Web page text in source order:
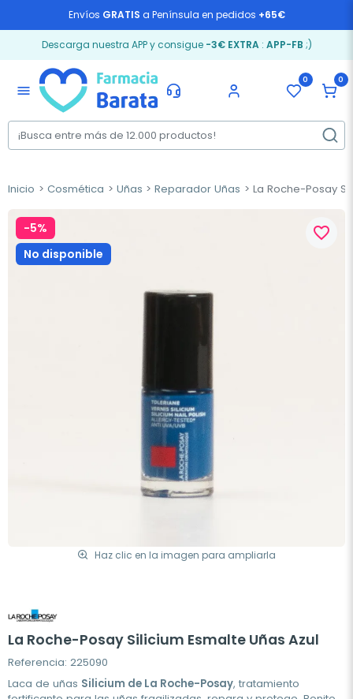
Envíos GRATIS a Península en pedidos +65€
Descarga nuestra APP y consigue -3€ EXTRA: APP-FB ;)
menu
0 0
Inicio Cosmética Uñas Reparador Uñas La Roche-Posay
-5%
No disponible
Haz clic en la imagen para ampliarla
favorite_border
La Roche-Posay Silicium Esmalte Uñas Azul
Referencia: 225090
Laca de uñas Silicium de La Roche-Posay, tratamiento